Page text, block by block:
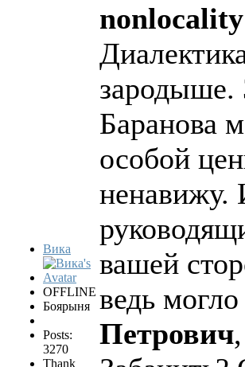
Вика
OFFLINE
Боярыня
Posts:
3270
Thank
зародыше.
Баранова
особой
ненавижу.
вашей
ведь
Петрович